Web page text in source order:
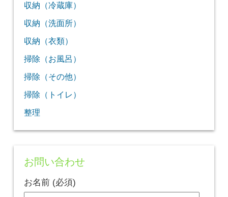
収納（冷蔵庫）
収納（洗面所）
収納（衣類）
掃除（お風呂）
掃除（その他）
掃除（トイレ）
整理
お問い合わせ
お名前 (必須)